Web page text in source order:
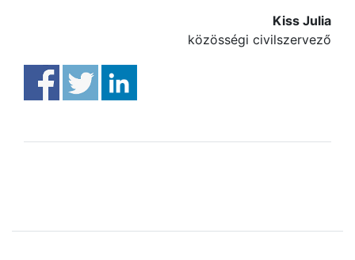
Kiss Julia
közösségi civilszervező